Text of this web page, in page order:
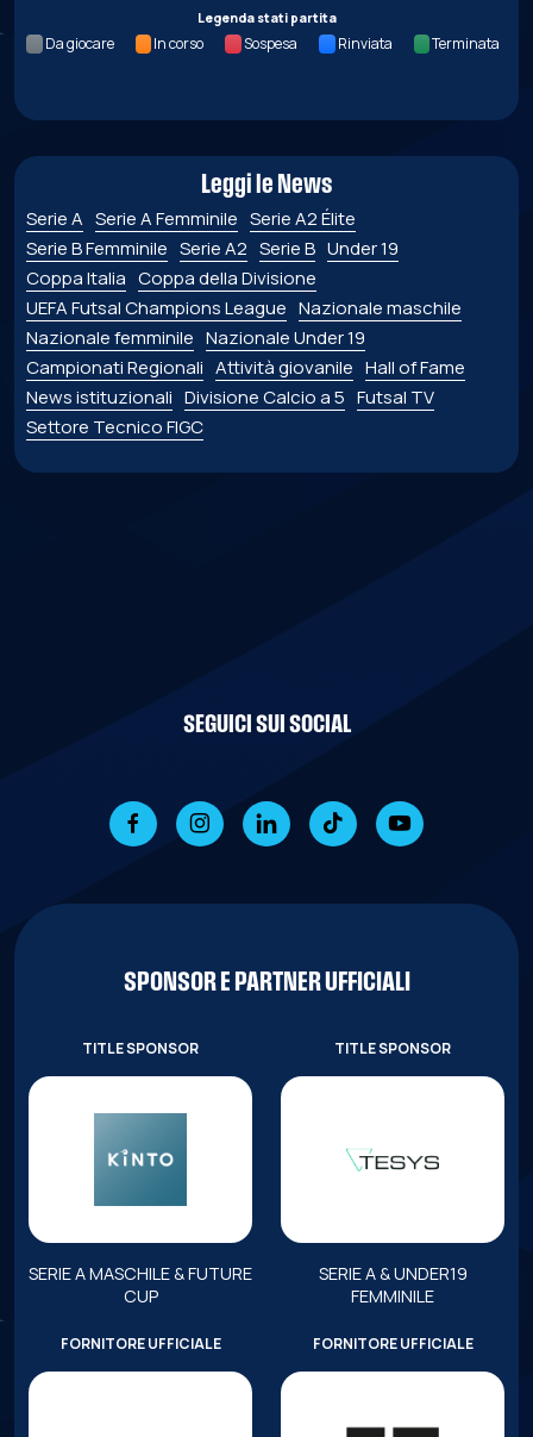
Legenda stati partita
Da giocare In corso Sospesa Rinviata Terminata
Leggi le News
Serie A Serie A Femminile Serie A2 Élite
Serie B Femminile Serie A2 Serie B Under 19
Coppa Italia Coppa della Divisione
UEFA Futsal Champions League Nazionale maschile
Nazionale femminile Nazionale Under 19
Campionati Regionali Attività giovanile Hall of Fame
News istituzionali Divisione Calcio a 5 Futsal TV
Settore Tecnico FIGC
SEGUICI SUI SOCIAL
SPONSOR E PARTNER UFFICIALI
TITLE SPONSOR
SERIE A MASCHILE & FUTURE
CUP
TITLE SPONSOR
SERIE A & UNDER19
FEMMINILE
FORNITORE UFFICIALE FORNITORE UFFICIALE